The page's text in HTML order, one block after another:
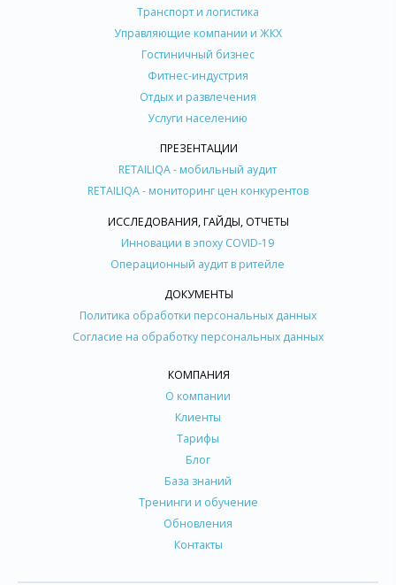
Транспорт и логистика
Управляющие компании и ЖКХ
Гостиничный бизнес
Фитнес-индустрия
Отдых и развлечения
Услуги населению
ПРЕЗЕНТАЦИИ
RETAILIQA - мобильный аудит
RETAILIQA - мониторинг цен конкурентов
ИССЛЕДОВАНИЯ, ГАЙДЫ, ОТЧЕТЫ
Инновации в эпоху COVID-19
Операционный аудит в ритейле
ДОКУМЕНТЫ
Политика обработки персональных данных
Согласие на обработку персональных данных
КОМПАНИЯ
О компании
Клиенты
Тарифы
Блог
База знаний
Тренинги и обучение
Обновления
Контакты